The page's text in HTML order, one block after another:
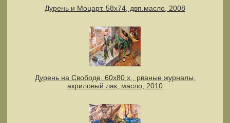
Дурень и Моцарт. 58х74, двп.масло, 2008
Дурень на Свободе. 60х80 х., рваные журналы,
акриловый лак, масло, 2010